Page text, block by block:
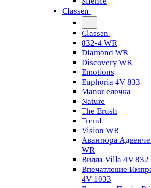
Classen
Classen
832-4 WR
Diamond WR
Discovery WR
Emotions
Euphoria 4V 833
Manor елочка
Nature
The Brush
Trend
Vision WR
Авантюра
WR
Вилла Villa 4V 832
Впечатление
4V 1033